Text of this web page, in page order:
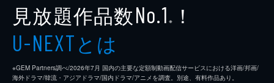
見放題作品数No.1 ※ ！
U-NEXTとは
※GEM Partners調べ/2026年7⽉ 国内の主要な定額制動画配信サービスにおける洋画/邦画/
海外ドラマ/韓流・アジアドラマ/国内ドラマ/アニメを調査。別途、有料作品あり。